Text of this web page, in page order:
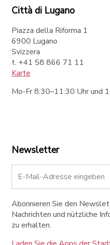
Città di Lugano
Piazza della Riforma 1
6900 Lugano
Svizzera
t. +41 58 866 71 11
Karte
Mo-Fr 8:30–11:30 Uhr und
Newsletter
Abonnieren Sie den
Nachrichten und nützliche
zu erhalten.